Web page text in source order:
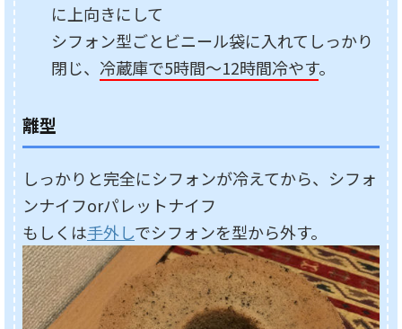
に上向きにして
シフォン型ごとビニール袋に入れてしっかり
閉じ、 冷蔵庫で5時間～12時間冷やす。
離型
しっかりと完全にシフォンが冷えてから、シフォ
ンナイフorパレットナイフ
もしくは手外しでシフォンを型から外す。